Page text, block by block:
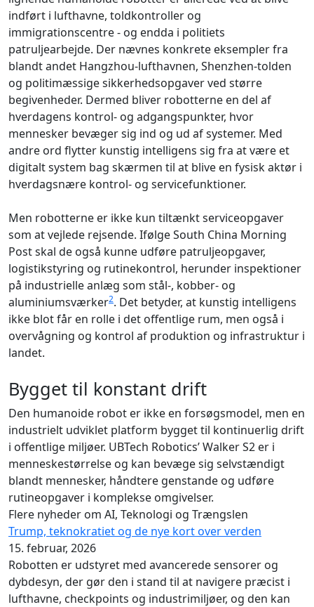
indført i lufthavne, toldkontroller og
immigrationscentre - og endda i politiets
patruljearbejde. Der nævnes konkrete eksempler fra
blandt andet Hangzhou-lufthavnen, Shenzhen-tolden
og politimæssige sikkerhedsopgaver ved større
begivenheder. Dermed bliver robotterne en del af
hverdagens kontrol- og adgangspunkter, hvor
mennesker bevæger sig ind og ud af systemer. Med
andre ord flytter kunstig intelligens sig fra at være et
digitalt system bag skærmen til at blive en fysisk aktør i
hverdagsnære kontrol- og servicefunktioner.
Men robotterne er ikke kun tiltænkt serviceopgaver
som at vejlede rejsende. Ifølge South China Morning
Post skal de også kunne udføre patruljeopgaver,
logistikstyring og rutinekontrol, herunder inspektioner
på industrielle anlæg som stål-, kobber- og
aluminiumsværker2. Det betyder, at kunstig intelligens
ikke blot får en rolle i det offentlige rum, men også i
overvågning og kontrol af produktion og infrastruktur i
landet.
Bygget til konstant drift
Den humanoide robot er ikke en forsøgsmodel, men en
industrielt udviklet platform bygget til kontinuerlig drift
i offentlige miljøer. UBTech Robotics’ Walker S2 er i
menneskestørrelse og kan bevæge sig selvstændigt
blandt mennesker, håndtere genstande og udføre
rutineopgaver i komplekse omgivelser.
Flere nyheder om AI, Teknologi og Trængslen
Trump, teknokratiet og de nye kort over verden
15. februar, 2026
Robotten er udstyret med avancerede sensorer og
dybdesyn, der gør den i stand til at navigere præcist i
lufthavne, checkpoints og industrimiljøer, og den kan